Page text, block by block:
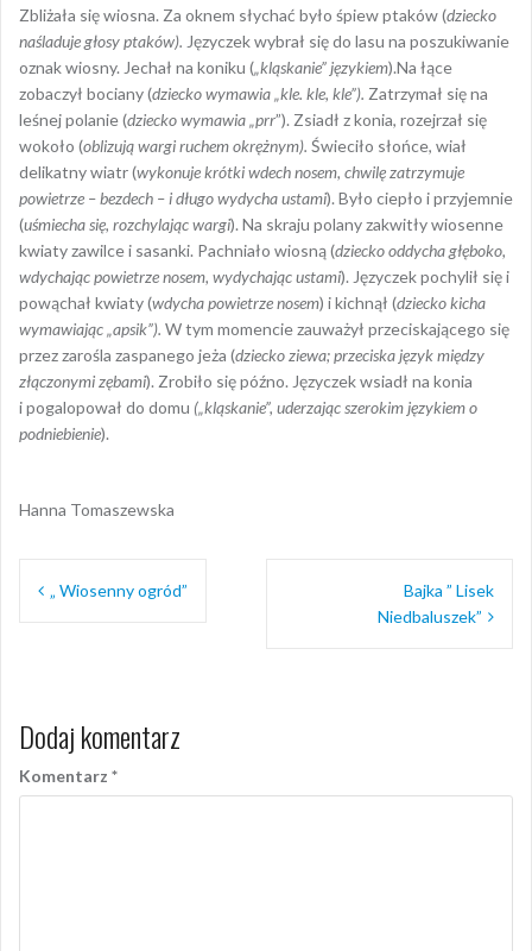
Zbliżała się wiosna. Za oknem słychać było śpiew ptaków (dziecko
naśladuje głosy ptaków). Języczek wybrał się do lasu na poszukiwanie
oznak wiosny. Jechał na koniku („kląskanie” językiem).Na łące
zobaczył bociany (dziecko wymawia „kle. kle, kle”). Zatrzymał się na
leśnej polanie (dziecko wymawia „prr”). Zsiadł z konia, rozejrzał się
wokoło (oblizują wargi ruchem okrężnym). Świeciło słońce, wiał
delikatny wiatr (wykonuje krótki wdech nosem, chwilę zatrzymuje
powietrze – bezdech – i długo wydycha ustami). Było ciepło i przyjemnie
(uśmiecha się, rozchylając wargi). Na skraju polany zakwitły wiosenne
kwiaty zawilce i sasanki. Pachniało wiosną (dziecko oddycha głęboko,
wdychając powietrze nosem, wydychając ustami). Języczek pochylił się i
powąchał kwiaty (wdycha powietrze nosem) i kichnął (dziecko kicha
wymawiając „apsik”). W tym momencie zauważył przeciskającego się
przez zarośla zaspanego jeża (dziecko ziewa; przeciska język między
złączonymi zębami). Zrobiło się późno. Języczek wsiadł na konia
i pogalopował do domu („kląskanie”, uderzając szerokim językiem o
podniebienie).
Hanna Tomaszewska
Nawigacja
wpisu
„ Wiosenny ogród”
Bajka ” Lisek
Niedbaluszek”
Dodaj komentarz
Komentarz *